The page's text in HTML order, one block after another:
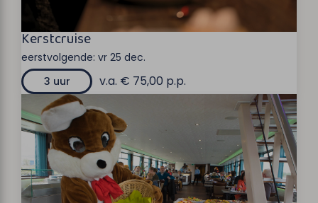
Kerstcruise
eerstvolgende: vr 25 dec.
3 uur
v.a. € 75,00 p.p.